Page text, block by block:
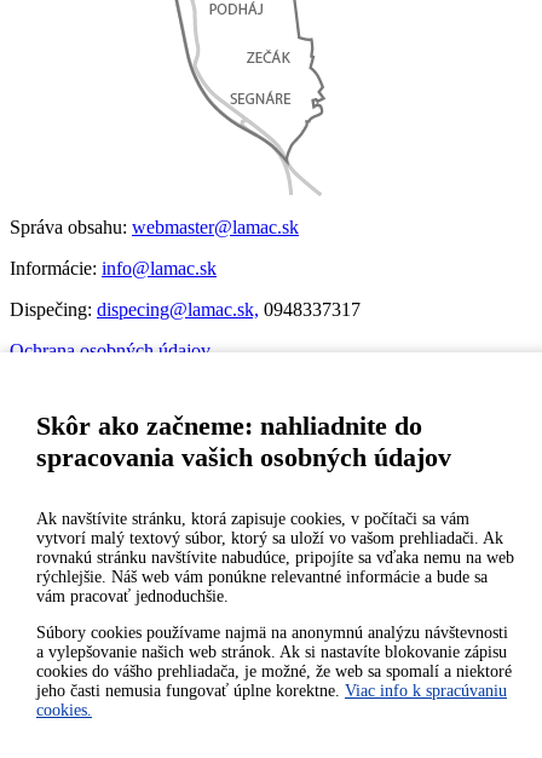
Skôr ako začneme: nahliadnite do
spracovania vašich osobných údajov
Ak navštívite stránku, ktorá zapisuje cookies, v počítači sa vám
vytvorí malý textový súbor, ktorý sa uloží vo vašom prehliadači. Ak
rovnakú stránku navštívite nabudúce, pripojíte sa vďaka nemu na web
rýchlejšie. Náš web vám ponúkne relevantné informácie a bude sa
vám pracovať jednoduchšie.
Súbory cookies používame najmä na anonymnú analýzu návštevnosti
a vylepšovanie našich web stránok. Ak si nastavíte blokovanie zápisu
cookies do vášho prehliadača, je možné, že web sa spomalí a niektoré
jeho časti nemusia fungovať úplne korektne. Viac info k spracúvaniu
cookies.
Správa obsahu: webmaster@lamac.sk
Informácie: info@lamac.sk
Dispečing: dispecing@lamac.sk, 0948337317
Ochrana osobných údajov
Úradná tabuľa mestskej časti
Úradná tabuľa - životné prostredie
Potrebujem vybaviť
Samospráva
Miestny úrad
O Lamači
Mobilná aplikácia
Aktuality
Kontakty
Vyhlásenie o prístupnosti